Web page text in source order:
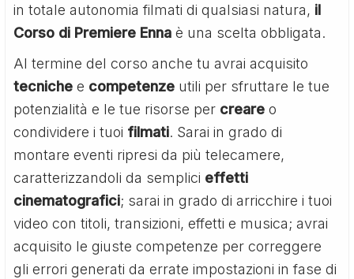
in totale autonomia filmati di qualsiasi natura, il
Corso di Premiere Enna è una scelta obbligata.
Al termine del corso anche tu avrai acquisito
tecniche e competenze utili per sfruttare le tue
potenzialità e le tue risorse per creare o
condividere i tuoi filmati. Sarai in grado di
montare eventi ripresi da più telecamere,
caratterizzandoli da semplici effetti
cinematografici; sarai in grado di arricchire i tuoi
video con titoli, transizioni, effetti e musica; avrai
acquisito le giuste competenze per correggere
gli errori generati da errate impostazioni in fase di